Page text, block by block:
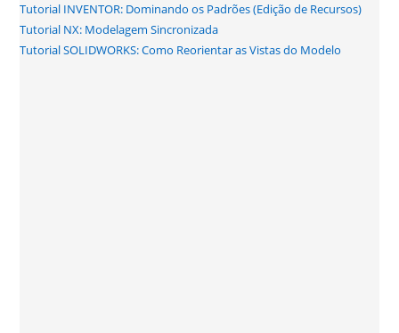
Tutorial INVENTOR: Dominando os Padrões (Edição de Recursos)
Tutorial NX: Modelagem Sincronizada
Tutorial SOLIDWORKS: Como Reorientar as Vistas do Modelo